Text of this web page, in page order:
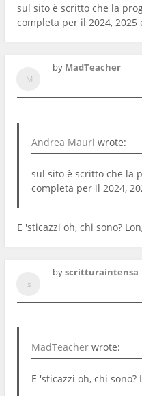
sul sito è scritto che la
completa per il 2024, 2025
by MadTeacher
Andrea Mauri wrote:
sul sito è scritto che la
completa per il 2024,
E 'sticazzi oh, chi sono?
byscritturaintensa
MadTeacher wrote:
E 'sticazzi oh, chi sono?